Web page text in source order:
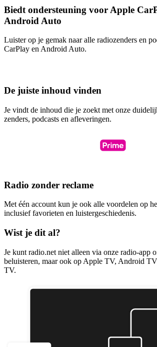
Biedt ondersteuning voor Apple
Android Auto
Luister op je gemak naar alle radiozenders en
CarPlay en Android Auto.
De juiste inhoud vinden
Je vindt de inhoud die je zoekt met onze
zenders, podcasts en afleveringen.
Radio zonder reclame
Met één account kun je ook alle voordelen op
inclusief favorieten en luistergeschiedenis.
Wist je dit al?
Je kunt radio.net niet alleen via onze radio-app
beluisteren, maar ook op Apple TV, Android
TV.